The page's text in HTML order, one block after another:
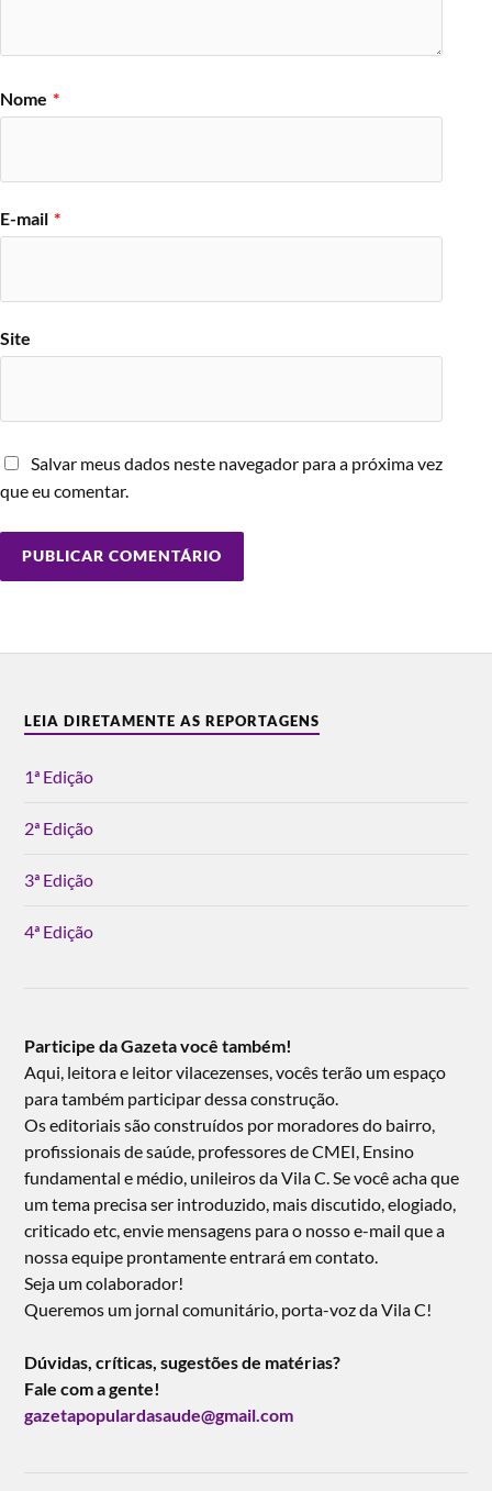
Nome *
E-mail *
Site
Salvar meus dados neste navegador para a próxima vez
que eu comentar.
LEIA DIRETAMENTE AS REPORTAGENS
1ª Edição
2ª Edição
3ª Edição
4ª Edição
Participe da Gazeta você também!
Aqui, leitora e leitor vilacezenses, vocês terão um espaço
para também participar dessa construção.
Os editoriais são construídos por moradores do bairro,
profissionais de saúde, professores de CMEI, Ensino
fundamental e médio, unileiros da Vila C. Se você acha que
um tema precisa ser introduzido, mais discutido, elogiado,
criticado etc, envie mensagens para o nosso e-mail que a
nossa equipe prontamente entrará em contato.
Seja um colaborador!
Queremos um jornal comunitário, porta-voz da Vila C!
Dúvidas, críticas, sugestões de matérias?
Fale com a gente!
gazetapopulardasaude@gmail.com